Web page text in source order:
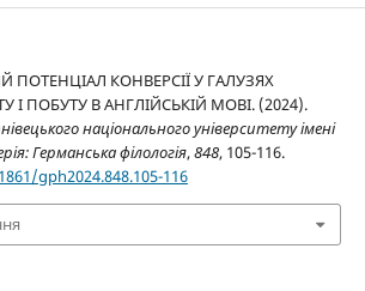
ПОТЕНЦІАЛ КОНВЕРСІЇ У ГАЛУЗЯХ
ПОБУТУ В АНГЛІЙСЬКІЙ МОВІ. (2024).
національного університету імені
Германська філологія,848, 105-116.
gph2024.848.105-116